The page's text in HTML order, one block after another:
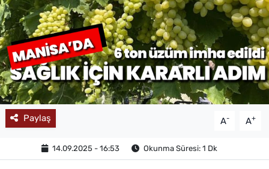
Paylaş A- A+
14.09.2025 - 16:53 Okunma Süresi: 1 Dk